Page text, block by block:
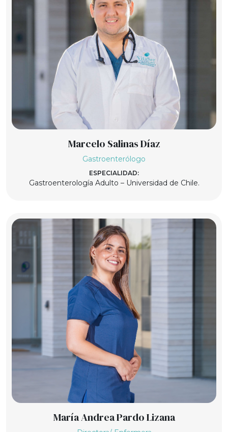
Marcelo Salinas Díaz
Gastroenterólogo
ESPECIALIDAD:
Gastroenterología Adulto – Universidad de Chile.
María Andrea Pardo Lizana